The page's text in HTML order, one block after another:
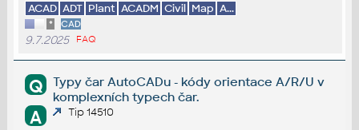
ACAD ADT Plant ACADM Civil Map A...
* CAD
9.7.2025 FAQ
Q
Typy čar AutoCADu - kódy orientace A/R/U v
komplexních typech čar.
A Tip 14510